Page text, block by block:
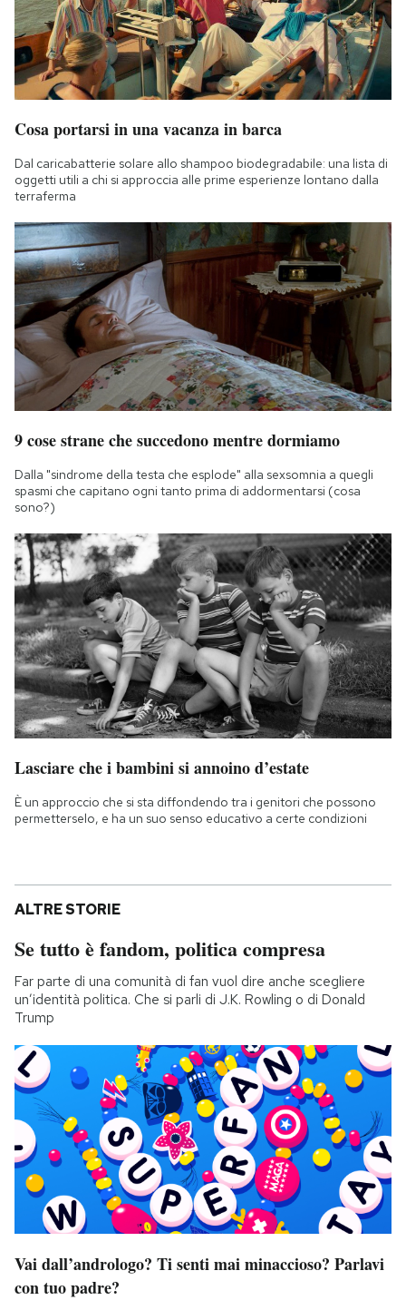
Cosa portarsi in una vacanza in barca
Dal caricabatterie solare allo shampoo biodegradabile: una lista di
oggetti utili a chi si approccia alle prime esperienze lontano dalla
terraferma
9 cose strane che succedono mentre dormiamo
Dalla "sindrome della testa che esplode" alla sexsomnia a quegli
spasmi che capitano ogni tanto prima di addormentarsi (cosa
sono?)
Lasciare che i bambini si annoino d’estate
È un approccio che si sta diffondendo tra i genitori che possono
permetterselo, e ha un suo senso educativo a certe condizioni
ALTRE STORIE
Se tutto è fandom, politica compresa
Far parte di una comunità di fan vuol dire anche scegliere
un’identità politica. Che si parli di J.K. Rowling o di Donald
Trump
Vai dall’andrologo? Ti senti mai minaccioso? Parlavi
con tuo padre?